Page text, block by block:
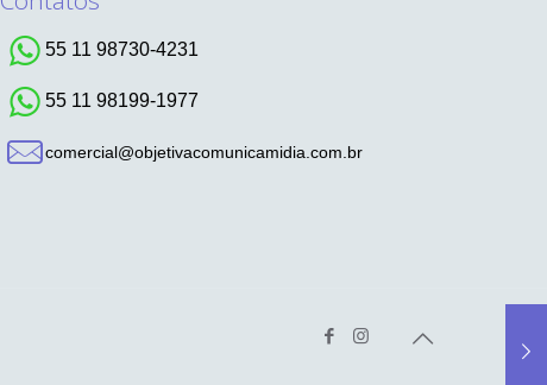
55 11 98730-4231
55 11 98199-1977
comercial@objetivacomunicamidia.com.br